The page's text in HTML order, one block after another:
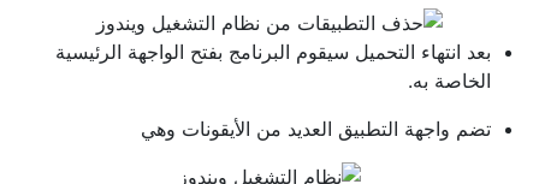
بعد انتهاء التحميل سيقوم البرنامج بفتح الواجهة الرئيسية
الخاصة به.
تضم واجهة التطبيق العديد من الأيقونات وهي